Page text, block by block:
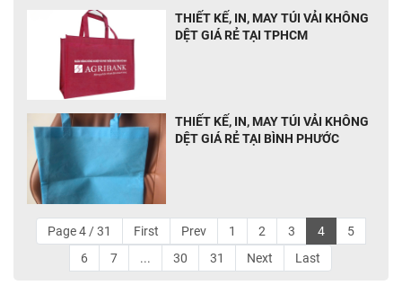
THIẾT KẾ, IN, MAY TÚI VẢI KHÔNG
DỆT GIÁ RẺ TẠI TPHCM
THIẾT KẾ, IN, MAY TÚI VẢI KHÔNG
DỆT GIÁ RẺ TẠI BÌNH PHƯỚC
Page 4 / 31 First Prev 1 2 3 4
5
6
7 ... 30 31 Next Last